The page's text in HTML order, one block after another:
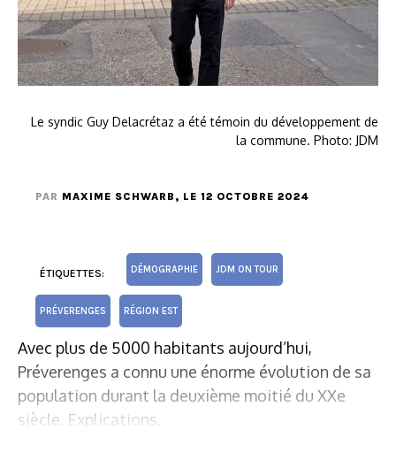
Le syndic Guy Delacrétaz a été témoin du développement de
la commune. Photo: JDM
PAR MAXIME SCHWARB , LE 12 OCTOBRE 2024
ÉTIQUETTES: DÉMOGRAPHIE JDM ON TOUR
PRÉVERENGES RÉGION EST
Avec plus de 5000 habitants aujourd’hui,
Préverenges a connu une énorme évolution de sa
population durant la deuxième moitié du XXe
siècle. Explications.